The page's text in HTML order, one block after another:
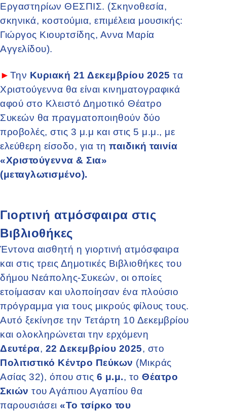
Εργαστηρίων ΘΕΣΠΙΣ. (Σκηνοθεσία,
σκηνικά, κοστούμια, επιμέλεια μουσικής:
Γιώργος Κιουρτσίδης, Αννα Μαρία
Αγγελίδου).
► Την Κυριακή 21 Δεκεμβρίου 2025 τα
Χριστούγεννα θα είναι κινηματογραφικά
αφού στο Κλειστό Δημοτικό Θέατρο
Συκεών θα πραγματοποιηθούν δύο
προβολές, στις 3 μ.μ και στις 5 μ.μ., με
ελεύθερη είσοδο, για τη παιδική ταινία
«Χριστούγεννα & Σια»
(μεταγλωτισμένο).
Γιορτινή ατμόσφαιρα στις
Βιβλιοθήκες
Έντονα αισθητή η γιορτινή ατμόσφαιρα
και στις τρεις Δημοτικές Βιβλιοθήκες του
δήμου Νεάπολης-Συκεών, οι οποίες
ετοίμασαν και υλοποίησαν ένα πλούσιο
πρόγραμμα για τους μικρούς φίλους τους.
Αυτό ξεκίνησε την Τετάρτη 10 Δεκεμβρίου
και ολοκληρώνεται την ερχόμενη
Δευτέρα, 22 Δεκεμβρίου 2025, στο
Πολιτιστικό Κέντρο Πεύκων (Μικράς
Ασίας 32), όπου στις 6 μ.μ., το Θέατρο
Σκιών του Αγάπιου Αγαπίου θα
παρουσιάσει «Το τσίρκο του